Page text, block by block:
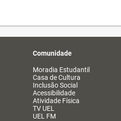
Comunidade
Moradia Estudantil
Casa de Cultura
Inclusão Social
Acessibilidade
Atividade Física
TV UEL
UEL FM